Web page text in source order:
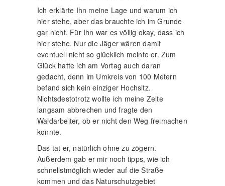
Ich erklärte Ihn meine Lage und warum ich
hier stehe, aber das brauchte ich im Grunde
gar nicht. Für Ihn war es völlig okay, dass ich
hier stehe. Nur die Jäger wären damit
eventuell nicht so glücklich meinte er. Zum
Glück hatte ich am Vortag auch daran
gedacht, denn im Umkreis von 100 Metern
befand sich kein einziger Hochsitz.
Nichtsdestotrotz wollte ich meine Zelte
langsam abbrechen und fragte den
Waldarbeiter, ob er nicht den Weg freimachen
konnte.
Das tat er, natürlich ohne zu zögern.
Außerdem gab er mir noch tipps, wie ich
schnellstmöglich wieder auf die Straße
kommen und das Naturschutzgebiet